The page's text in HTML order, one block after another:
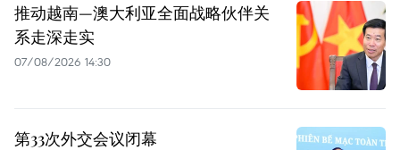
推动越南—澳大利亚全面战略伙伴关
系走深走实
07/08/2026 14:30
第33次外交会议闭幕